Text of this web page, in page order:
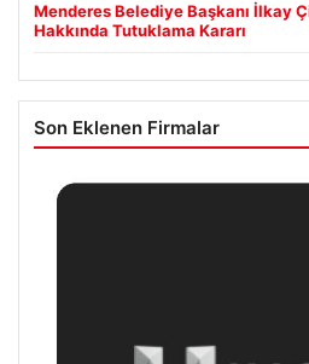
Menderes Belediye Başkanı İlkay
Hakkında Tutuklama Kararı
Son Eklenen Firmalar